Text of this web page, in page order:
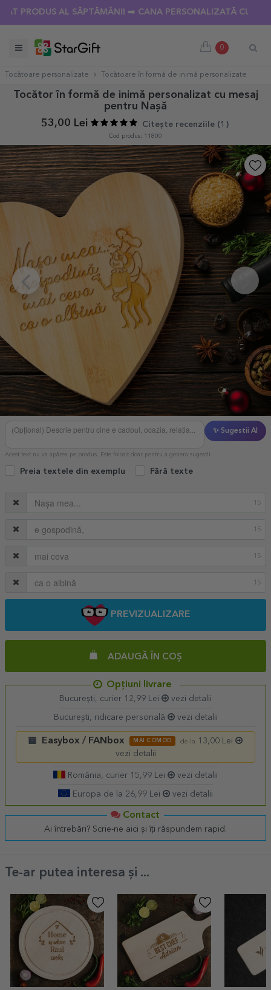
AL SĂPTĂMÂNII ➡️ CANA PERSONALIZATĂ CU 18 POZE
0
Tocătoare personalizate Tocătoare în formă de inimă personalizate
Tocător în formă de inimă personalizat cu mesaj
pentru Nașă
53,00 Lei
Citește recenziile (1 )
Cod produs: 11800
✨ Sugestii AI
Acest text nu va apărea pe produs. Este folosit doar pentru a genera sugestii.
Preia textele din exemplu Fără texte
15
15
15
15
PREVIZUALIZARE
ADAUGĂ ÎN COȘ
Opțiuni livrare
București, curier 12,99 Lei vezi detalii
București, ridicare personală vezi detalii
Easybox / FANbox MAI COMOD de la
13,00 Lei
vezi detalii
România, curier 15,99 Lei vezi detalii
Europa de la 26,99 Lei vezi detalii
Contact
Ai întrebări? Scrie-ne aici și îți răspundem rapid.
Te-ar putea interesa și ...